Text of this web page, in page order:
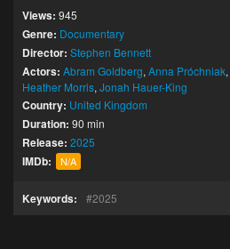
Views: 945
Genre: Documentary
Director: Stephen Bennett
Actors: Abram Goldberg,Anna Próchniak,
Heather Morris,Jonah Hauer-King
Country: United Kingdom
Duration: 90 min
Release: 2025
IMDb: N/A
Keywords: 2025